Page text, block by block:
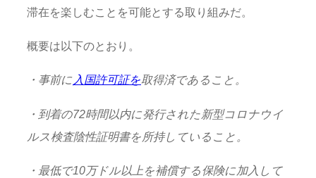
滞在を楽しむことを可能とする取り組みだ。
概要は以下のとおり。
・事前に 入国許可証を取得済であること。
・到着の72時間以内に発行された新型コロナウイ
ルス検査陰性証明書を所持していること。
・最低で10万ドル以上を補償する保険に加入して